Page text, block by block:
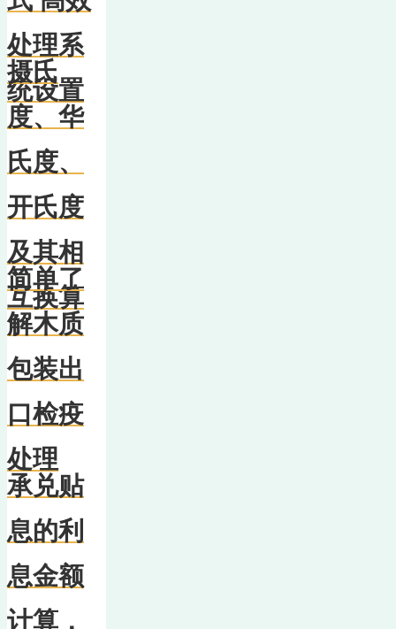
处理系
统设置
摄氏
度、华
氏度、
开氏度
及其相
互换算
简单了
解木质
包装出
口检疫
处理
承兑贴
息的利
息金额
计算，